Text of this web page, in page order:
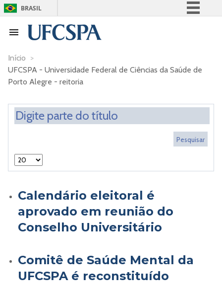
BRASIL
Acesso à informação
Canais
Início >
UFCSPA - Universidade Federal de Ciências da Saúde de
Porto Alegre - reitoria
Calendário eleitoral é
aprovado em reunião do
Conselho Universitário
Comitê de Saúde Mental da
UFCSPA é reconstituído